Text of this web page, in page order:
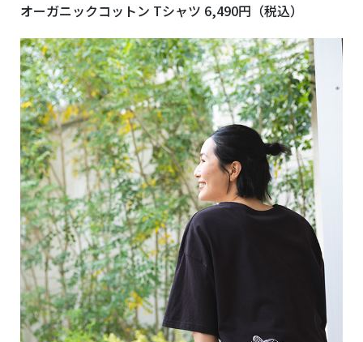
オーガニックコットン Tシャツ 6,490円（税込）